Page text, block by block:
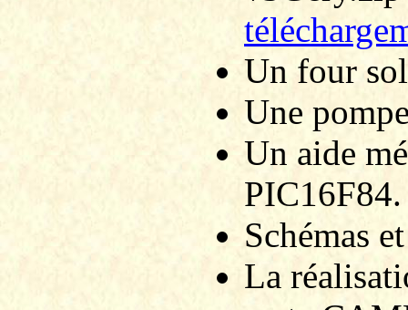
Un four
Une
Un aide
PIC16F84.
Schémas
La